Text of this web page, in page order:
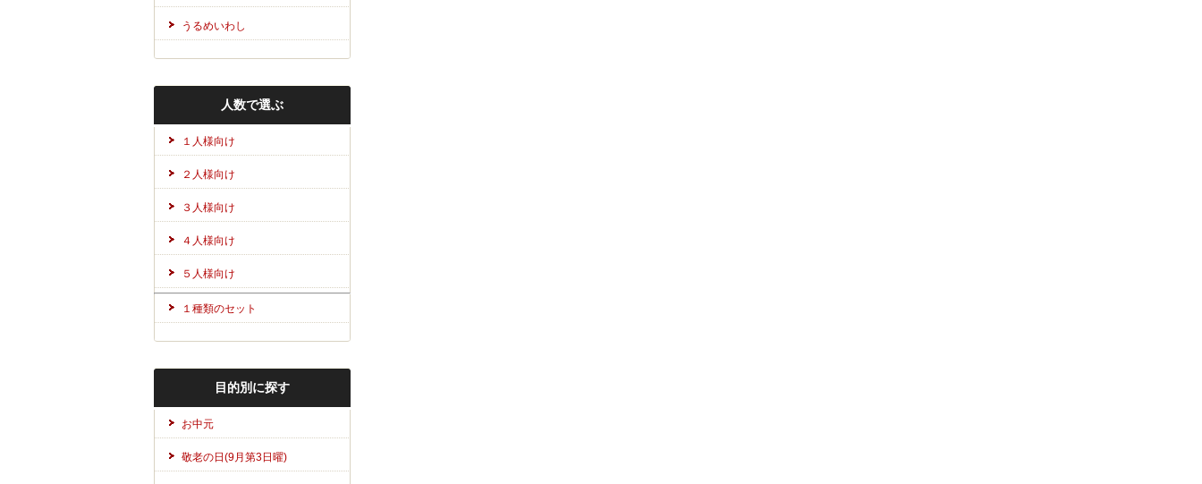
うるめいわし
人数で選ぶ
１人様向け
２人様向け
３人様向け
４人様向け
５人様向け
１種類のセット
目的別に探す
お中元
敬老の日(9月第3日曜)